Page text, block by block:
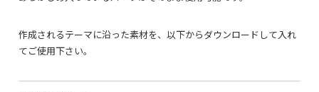
作成されるテーマに沿った素材を、以下からダウンロードして入れ
てご使用下さい。